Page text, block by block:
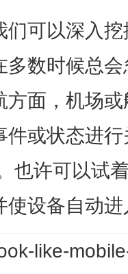
们可以深入
多数时候总
方面，机场
件或状态进
也许可以试
使设备自动